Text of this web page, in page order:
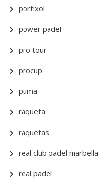
portixol
power padel
pro tour
procup
puma
raqueta
raquetas
real club padel marbella
real padel